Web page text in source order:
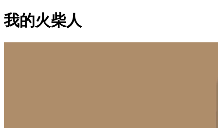
我的火柴人